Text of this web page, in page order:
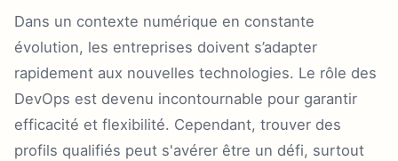
Dans un contexte numérique en constante
évolution, les entreprises doivent s’adapter
rapidement aux nouvelles technologies. Le rôle des
DevOps est devenu incontournable pour garantir
efficacité et flexibilité. Cependant, trouver des
profils qualifiés peut s'avérer être un défi, surtout